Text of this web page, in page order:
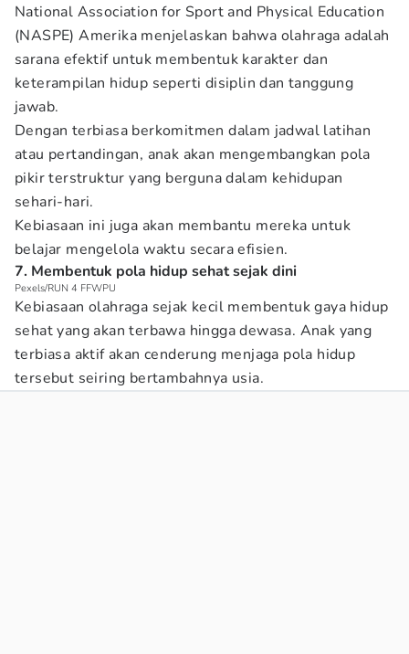
National Association for Sport and Physical Education
(NASPE) Amerika menjelaskan bahwa olahraga adalah
sarana efektif untuk membentuk karakter dan
keterampilan hidup seperti disiplin dan tanggung
jawab.
Dengan terbiasa berkomitmen dalam jadwal latihan
atau pertandingan, anak akan mengembangkan pola
pikir terstruktur yang berguna dalam kehidupan
sehari-hari.
Kebiasaan ini juga akan membantu mereka untuk
belajar mengelola waktu secara efisien.
7. Membentuk pola hidup sehat sejak dini
Pexels/RUN 4 FFWPU
Kebiasaan olahraga sejak kecil membentuk gaya hidup
sehat yang akan terbawa hingga dewasa. Anak yang
terbiasa aktif akan cenderung menjaga pola hidup
tersebut seiring bertambahnya usia.